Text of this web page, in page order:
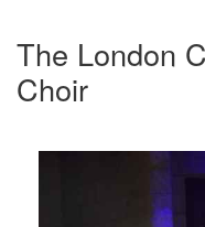
The London
Choir